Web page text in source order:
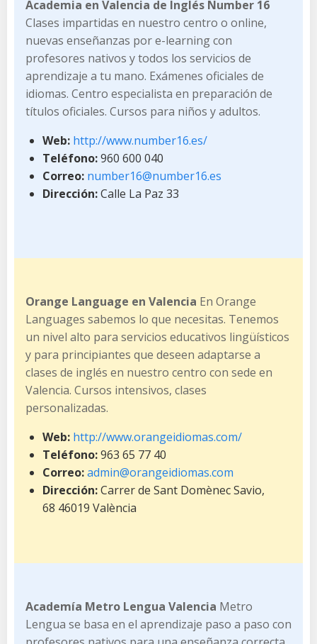
Academia en Valencia de Inglés Number 16
Clases impartidas en nuestro centro o online,
nuevas enseñanzas por e-learning con
profesores nativos y todos los servicios de
aprendizaje a tu mano. Exámenes oficiales de
idiomas. Centro especialista en preparación de
títulos oficiales. Cursos para niños y adultos.
Web: http://www.number16.es/
Teléfono:960 600 040
Correo: number16@number16.es
Dirección:Calle La Paz 33
Orange Language en Valencia En Orange
Languages sabemos lo que necesitas. Tenemos
un nivel alto para servicios educativos lingüísticos
y para principiantes que deseen adaptarse a
clases de inglés en nuestro centro con sede en
Valencia. Cursos intensivos, clases
personalizadas.
Web: http://www.orangeidiomas.com/
Teléfono:963 65 77 40
Correo:admin@orangeidiomas.com
Dirección:Carrer de Sant Domènec Savio,
68 46019 València
Academía Metro Lengua Valencia Metro
Lengua se basa en el aprendizaje paso a paso con